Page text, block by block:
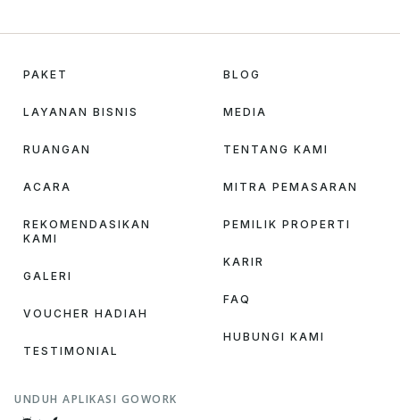
PAKET
LAYANAN BISNIS
RUANGAN
ACARA
REKOMENDASIKAN
KAMI
GALERI
VOUCHER HADIAH
TESTIMONIAL
BLOG
MEDIA
TENTANG KAMI
MITRA PEMASARAN
PEMILIK PROPERTI
KARIR
FAQ
HUBUNGI KAMI
UNDUH APLIKASI GOWORK